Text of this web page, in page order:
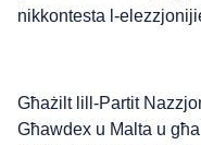
nikkontesta l-
Għażilt lill-Partit
Għawdex u Malta u